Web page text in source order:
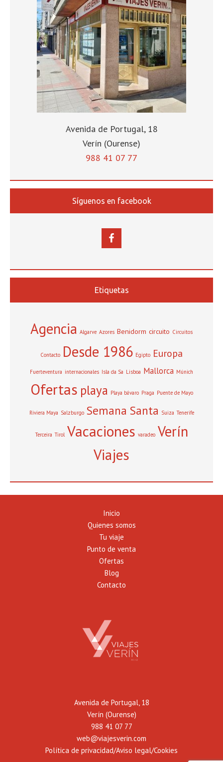
Avenida de Portugal, 18
Verín (Ourense)
988 41 07 77
Síguenos en facebook
Etiquetas
Agencia Algarve Azores Benidorm circuito Circuitos
Contacto Desde 1986 Egipto Europa
Fuerteventura internacionales Isla da Sa Lisboa Mallorca Múnich
Ofertas playa Playa bávaro Praga Puente de Mayo
Riviera Maya Salzburgo Semana Santa Suiza Tenerife
Terceira Tirol Vacaciones varadeo Verín
Viajes
Inicio
Quienes somos
Tu viaje
Punto de venta
Ofertas
Blog
Contacto
Avenida de Portugal, 18
Verín (Ourense)
988 41 07 77
web@viajesverin.com
Política de privacidad/Aviso legal/Cookies